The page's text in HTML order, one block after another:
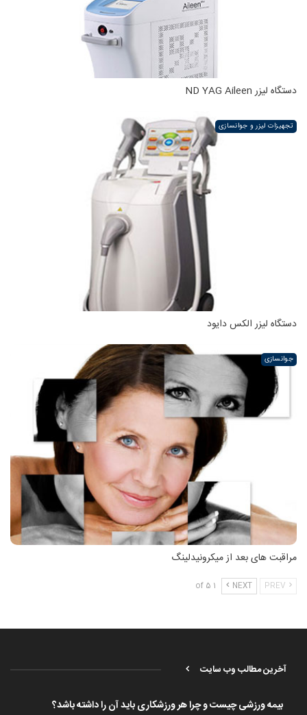
دستگاه لیزر ND YAG Aileen
تجهیزات لیزر و جوانسازی
دستگاه لیزر الکس دایود
جوانسازی
مراقبت های بعد از میکرونیدلینگ
NEXT
1 of 5
آخرین مطالب وب سایت
بیمه ورزشی چیست و چرا هر ورزشکاری باید آن را داشته باشد؟